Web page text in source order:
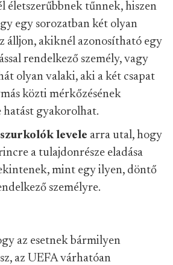
életszerűbbnek tűnnek, hiszen
egy sorozatban két olyan
álljon, akiknél azonosítható egy
rendelkező személy, vagy
olyan valaki, aki a két csapat
közti mérkőzésének
gyakorolhat.
levele arra utal, hogy
a tulajdonrésze eladása
mint egy ilyen, döntő
személyre.
az esetnek bármilyen
az UEFA várhatóan